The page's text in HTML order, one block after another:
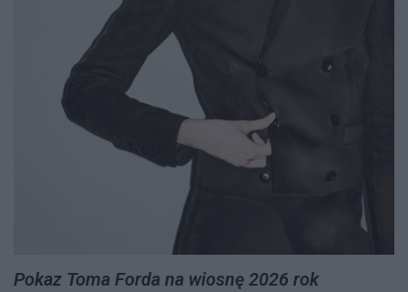
Pokaz Toma Forda na wiosnę 2026 rok